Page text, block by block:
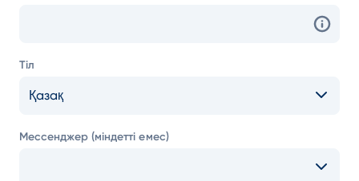
Тіл
Қазақ
Мессенджер (міндетті емес)